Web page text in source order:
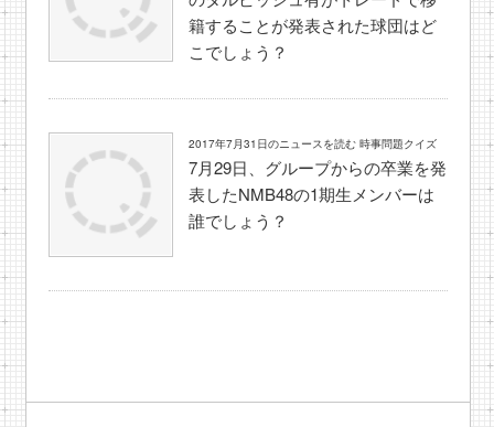
籍することが発表された球団はど
こでしょう？
2017年7月31日のニュースを読む 時事問題クイズ
7月29日、グループからの卒業を発
表したNMB48の1期生メンバーは
誰でしょう？